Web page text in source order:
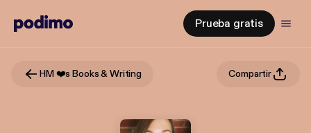
Prueba gratis
HM ❤️s Books & Writing Compartir